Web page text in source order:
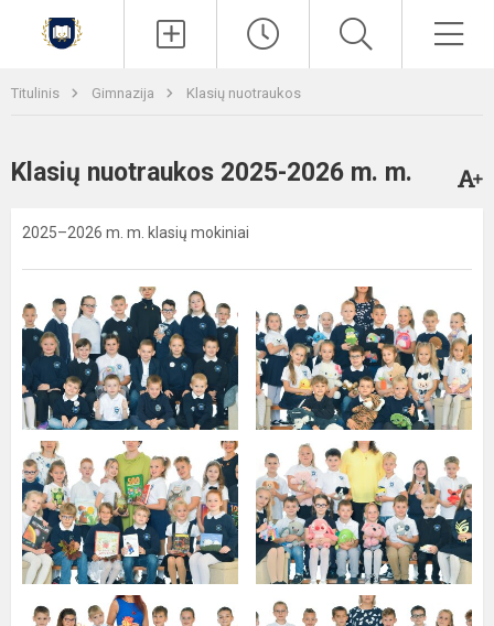
Titulinis Gimnazija Klasių nuotraukos
Klasių nuotraukos 2025-2026 m. m.
2025–2026 m. m. klasių mokiniai